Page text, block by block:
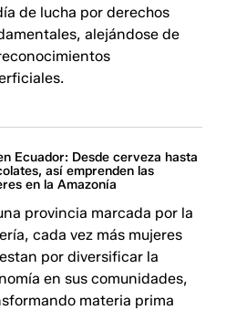
de lucha por derechos
alejándose de
Ecuador: Desde cerveza hasta
así emprenden las
en la Amazonía
provincia marcada por la
cada vez más mujeres
por diversificar la
en sus comunidades,
materia prima